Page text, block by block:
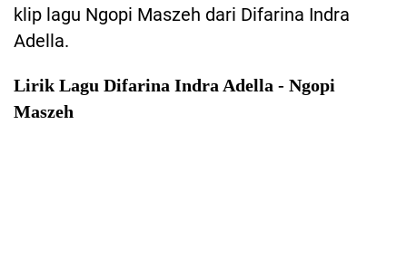
klip lagu Ngopi Maszeh dari Difarina Indra
Adella.
Lirik Lagu Difarina Indra Adella - Ngopi
Maszeh